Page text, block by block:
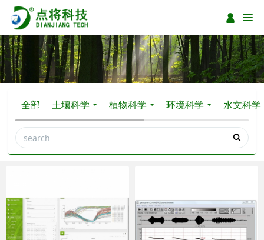
全部 土壤科学 植物科学 环境科学 水文科学